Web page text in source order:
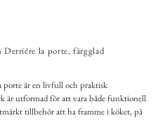
la porte, färgglad
porte är en livfull och praktisk
är utformad för att vara både funktionell
tillbehör att ha framme i köket, på